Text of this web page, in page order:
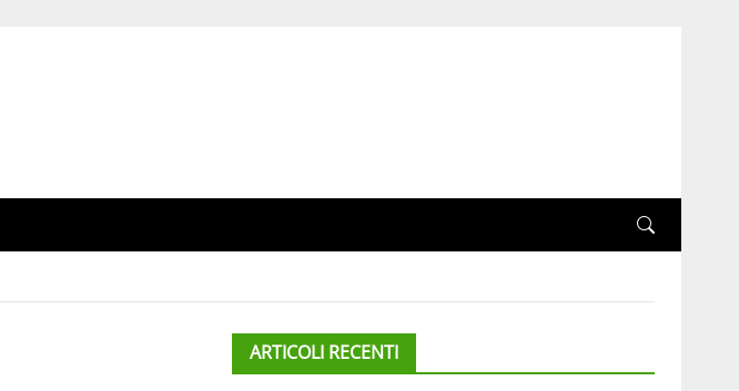
ARTICOLI RECENTI